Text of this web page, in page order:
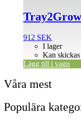
Tray2Grow
912 SEK
I lager
Kan
Lägg till i vagn
Våra mest
Populära